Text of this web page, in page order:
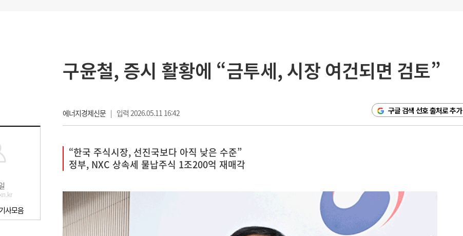
사모음
구윤철, 증시 활황에 “금투세, 시장 여건되면 검토”
에너지경제신문| 입력 2026.05.11 16:42 구글 검색 선호 출처로 추가
“한국 주식시장, 선진국보다 아직 낮은 수준”
정부, NXC 상속세 물납주식 1조200억 재매각